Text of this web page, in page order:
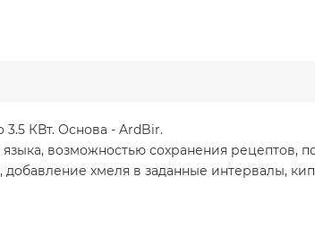
КВт. Основа - ArdBir.
возможностью сохранения рецептов,
хмеля в заданные интервалы,